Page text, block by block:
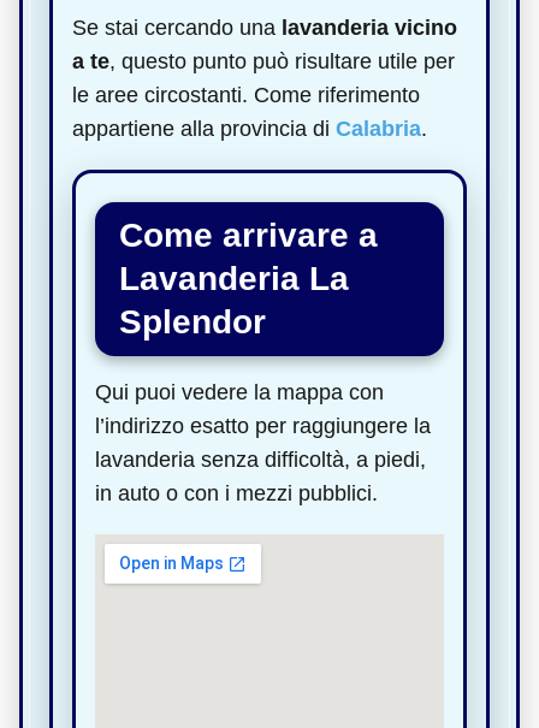
Se stai cercando una lavanderia vicino
a te, questo punto può risultare utile per
le aree circostanti. Come riferimento
appartiene alla provincia di Calabria.
Come arrivare a
Lavanderia La
Splendor
Qui puoi vedere la mappa con
l’indirizzo esatto per raggiungere la
lavanderia senza difficoltà, a piedi,
in auto o con i mezzi pubblici.